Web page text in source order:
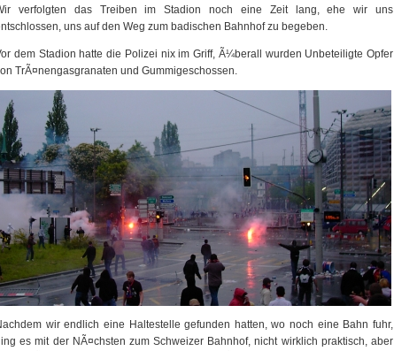
verfolgten das Treiben im Stadion noch eine Zeit lang, ehe wir uns
uns auf den Weg zum badischen Bahnhof zu begeben.
dem Stadion hatte die Polizei nix im Griff, Ã¼berall wurden Unbeteiligte Opfer
TrÃ¤nengasgranaten und Gummigeschossen.
wir endlich eine Haltestelle gefunden hatten, wo noch eine Bahn fuhr,
es mit der NÃ¤chsten zum Schweizer Bahnhof, nicht wirklich praktisch, aber